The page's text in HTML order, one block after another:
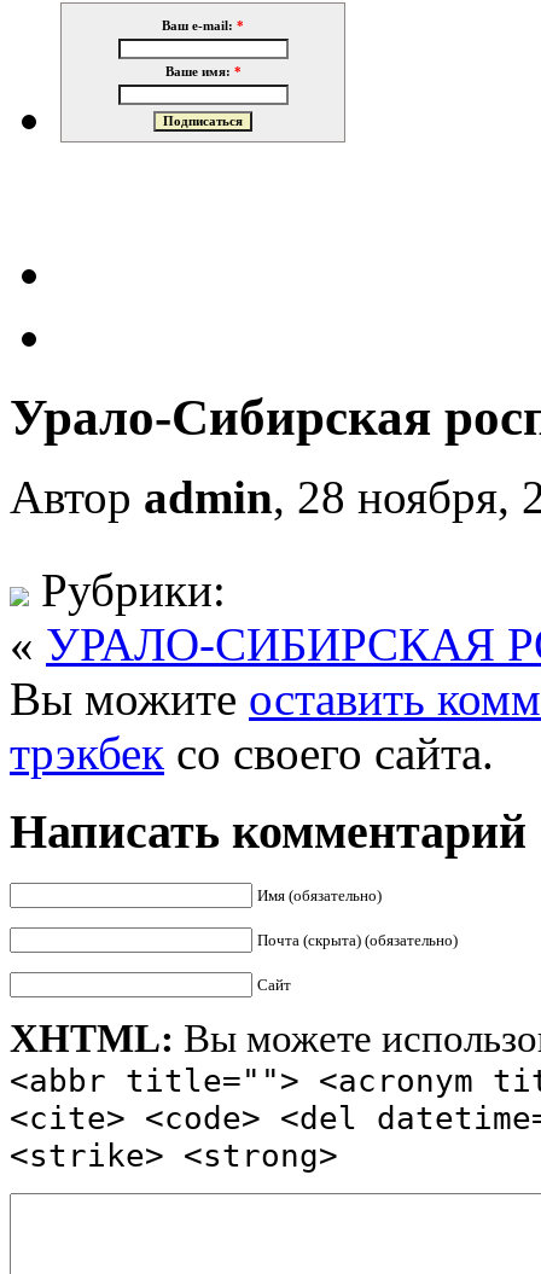
Ваш e-mail: *
Ваше имя: *
Урало-Сибирская
Автор admin, 28 ноября,
Рубрики:
« УРАЛО-СИБИРСКАЯ
Вы можите оставить
трэкбек со своего сайта.
Написать комментарий
Имя (обязательно)
Почта (скрыта) (обязательно)
Сайт
XHTML: Вы можете
<abbr title=""> <acronym
<cite> <code> <del
<strike> <strong>